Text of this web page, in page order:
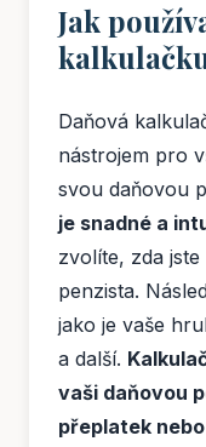
Jak
Daňová
nástrojem pro
svou daňovou
je snadné a
zvolíte, zda
penzista.
jako je vaše
a další.
vaši daňovou
přeplatek